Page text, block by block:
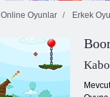
Online Oyunlar Erkek